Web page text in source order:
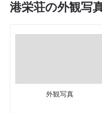
港栄荘の外観写
外観写真